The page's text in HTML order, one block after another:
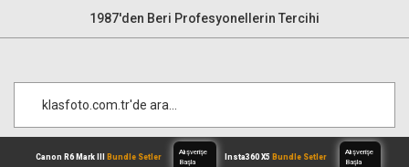
1987'den Beri Profesyonellerin Tercihi